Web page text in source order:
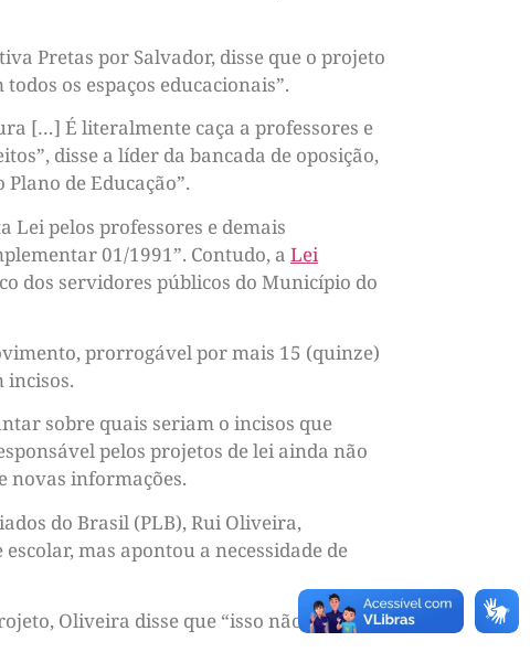
Pretas por Salvador, disse que o projeto
os espaços educacionais”.
[…] É literalmente caça a professores e
disse a líder da bancada de oposição,
de Educação”.
Lei pelos professores e demais
01/1991”. Contudo, a Lei
dos servidores públicos do Município do
prorrogável por mais 15 (quinze)
incisos.
sobre quais seriam o incisos que
pelos projetos de lei ainda não
novas informações.
do Brasil (PLB), Rui Oliveira,
mas apontou a necessidade de
Oliveira disse que “isso não existe”, e